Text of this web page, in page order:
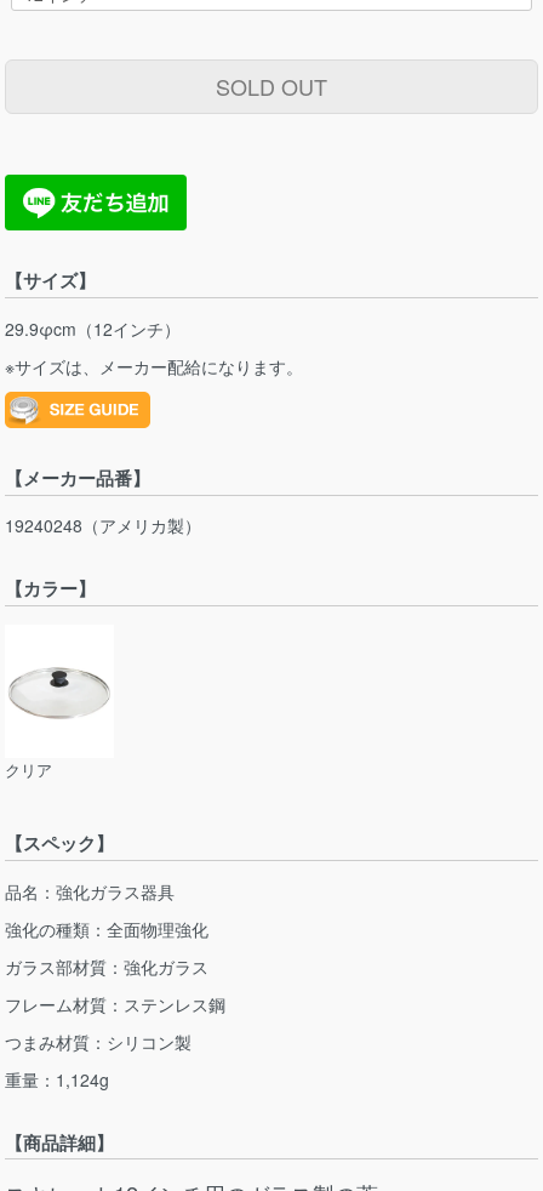
SOLD OUT
【サイズ】
29.9φcm（12インチ）
※サイズは、メーカー配給になります。
【メーカー品番】
19240248（アメリカ製）
【カラー】
クリア
【スペック】
品名：強化ガラス器具
強化の種類：全面物理強化
ガラス部材質：強化ガラス
フレーム材質：ステンレス鋼
つまみ材質：シリコン製
重量：1,124g
【商品詳細】